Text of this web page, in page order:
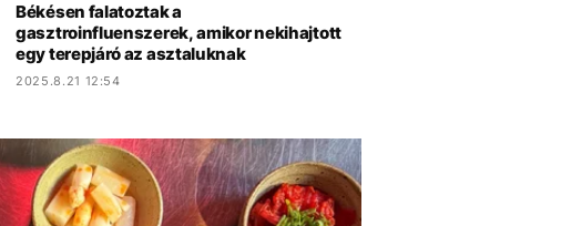
Békésen falatoztak a
gasztroinfluenszerek, amikor nekihajtott
egy terepjáró az asztaluknak
2025.8.21 12:54